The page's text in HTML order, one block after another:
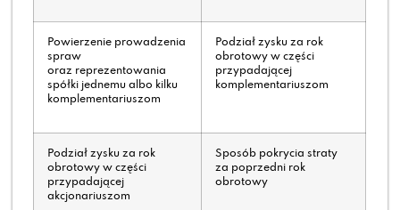
Powierzenie prowadzenia
spraw
oraz reprezentowania
spółki jednemu albo kilku
komplementariuszom
Podział zysku za rok
obrotowy w części
przypadającej
komplementariuszom
Podział zysku za rok
obrotowy w części
przypadającej
akcjonariuszom
Sposób pokrycia straty
za poprzedni rok
obrotowy